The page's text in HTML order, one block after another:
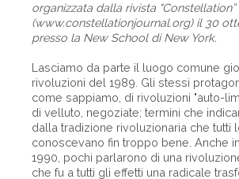
organizzata dalla rivista "Constellation”
(www.constellationjournal.org) il 30
presso la New School di New York.
Lasciamo da parte il luogo comune
rivoluzioni del 1989. Gli stessi
come sappiamo, di rivoluzioni "auto-
di velluto, negoziate; termini che
dalla tradizione rivoluzionaria che tutti
conoscevano fin troppo bene. Anche
1990, pochi parlarono di una
che fu a tutti gli effetti una radicale